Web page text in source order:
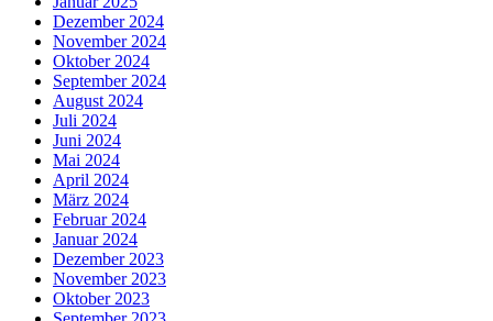
Dezember 2024
November 2024
Oktober 2024
September 2024
August 2024
Juli 2024
Juni 2024
Mai 2024
April 2024
März 2024
Februar 2024
Januar 2024
Dezember 2023
November 2023
Oktober 2023